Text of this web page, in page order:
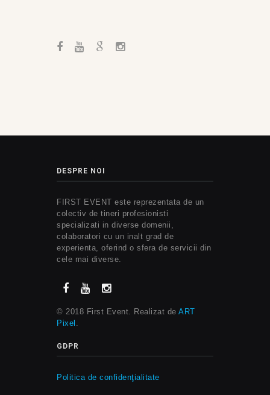
DESPRE NOI
FIRST EVENT este reprezentata de un
colectiv de tineri profesionisti
specializati in diverse domenii,
colaboratori cu un inalt grad de
experienta, oferind o sfera de servicii din
cele mai diverse.
© 2018 First Event. Realizat de ART
Pixel .
GDPR
Politica de confidenţialitate